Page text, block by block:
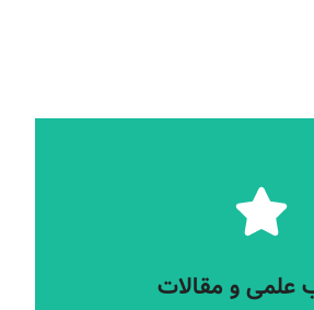
علمی و مقالات
شرکت پیشگامان کیفیت پاسارگاد
جزئیات بیشتر